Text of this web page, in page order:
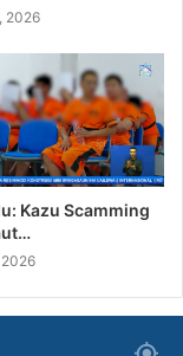
2026
Kazu Scamming